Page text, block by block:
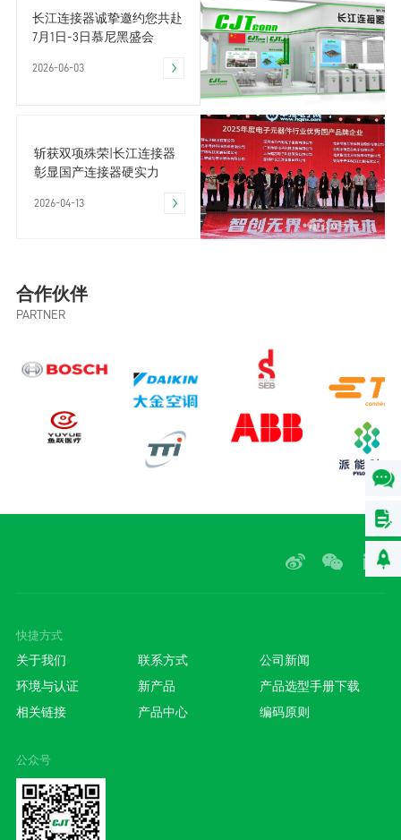
长江连接器诚挚邀约您共赴
7月1日-3日慕尼黑盛会
2026-06-03
斩获双项殊荣|长江连接器
彰显国产连接器硬实力
2026-04-13
合作伙伴
PARTNER
快捷方式
关于我们 联系方式 公司新闻
环境与认证 新产品 产品选型手册下载
相关链接 产品中心 编码原则
公众号